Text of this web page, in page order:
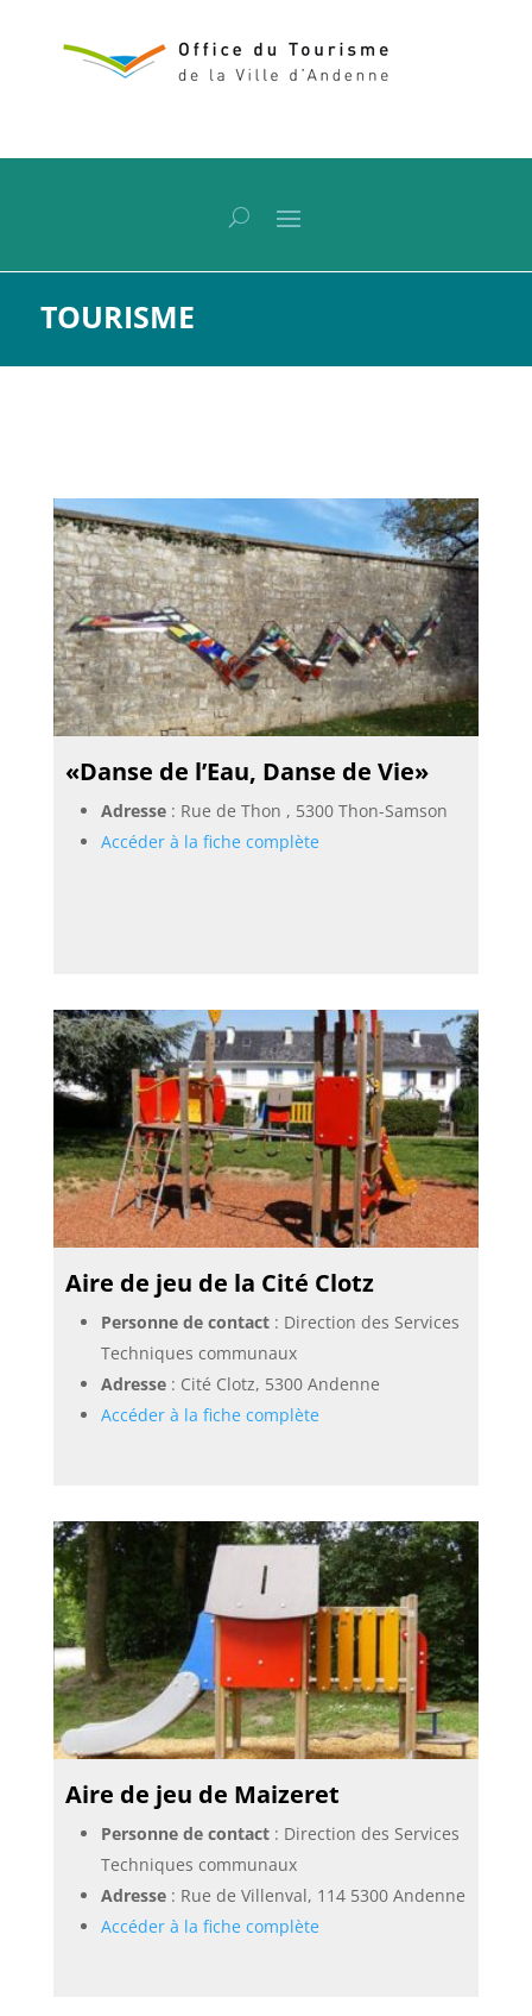
TOURISME
«Danse de l’Eau, Danse de Vie»
Adresse: Rue de Thon , 5300 Thon-Samson
Accéder à la fiche complète
Aire de jeu de la Cité Clotz
Personne de contact: Direction des Services
Techniques communaux
Adresse: Cité Clotz, 5300 Andenne
Accéder à la fiche complète
Aire de jeu de Maizeret
Personne de contact: Direction des Services
Techniques communaux
Adresse: Rue de Villenval, 114 5300 Andenne
Accéder à la fiche complète